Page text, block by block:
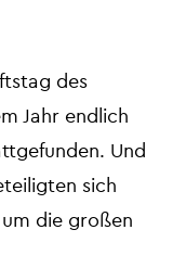
des
Jahr endlich
Und
sich
die großen